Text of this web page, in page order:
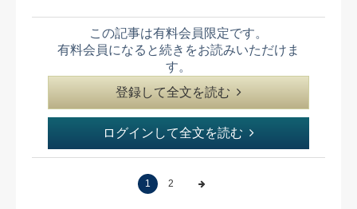
この記事は有料会員限定です。
有料会員になると続きをお読みいただけま
す。
登録して全文を読む
ログインして全文を読む
1 2